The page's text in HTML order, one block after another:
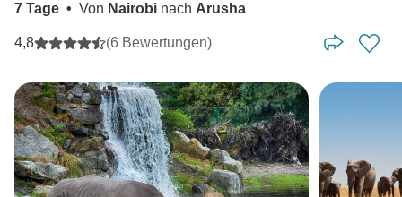
7 Tage • Von Nairobi nach Arusha
4,8 (6 Bewertungen)